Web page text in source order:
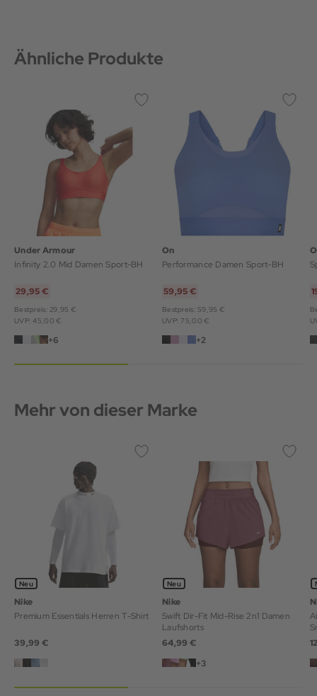
Ähnliche Produkte
Under Armour
Infinity 2.0 Mid Damen Sport-BH
29,95 €
Bestpreis: 29,95 €
UVP: 45,00 €
+6
On
Performance Damen Sport-BH
59,95 €
Bestpreis: 59,95 €
UVP: 75,00 €
+2
Mehr von dieser Marke
Neu
Nike
Premium Essentials Herren T-Shirt
39,99 €
Neu
Nike
Swift Dir-Fit Mid-Rise 2n1 Damen
Laufshorts
64,99 €
+3